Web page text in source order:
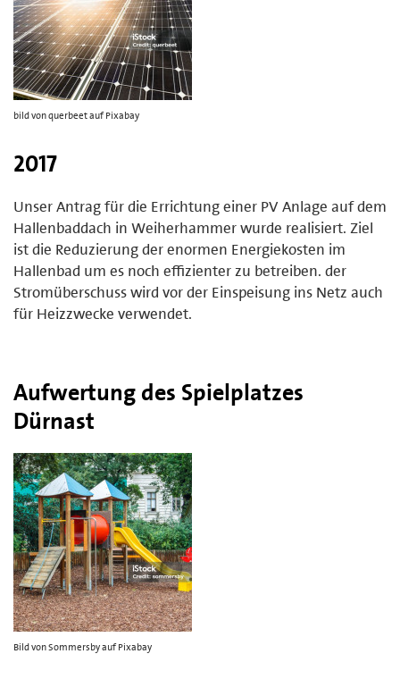
bild von querbeet auf Pixabay
2017
Unser Antrag für die Errichtung einer PV Anlage auf dem
Hallenbaddach in Weiherhammer wurde realisiert. Ziel
ist die Reduzierung der enormen Energiekosten im
Hallenbad um es noch effizienter zu betreiben. der
Stromüberschuss wird vor der Einspeisung ins Netz auch
für Heizzwecke verwendet.
Aufwertung des Spielplatzes
Dürnast
Bild von Sommersby auf Pixabay